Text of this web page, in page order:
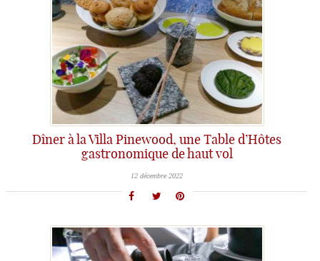
Dîner à la Villa Pinewood, une Table d’Hôtes
gastronomique de haut vol
12 décembre 2022